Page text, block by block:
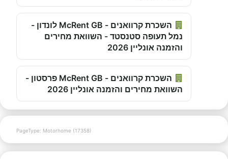
השכרת קרוואנים - McRent GB לונדון -
נמל תעופה סטנסטד - השוואת מחירים
והזמנה אונליין 2026
השכרת קרוואנים - McRent GB פרסטון -
השוואת מחירים והזמנה אונליין 2026
PageType: Motorhome (17358)